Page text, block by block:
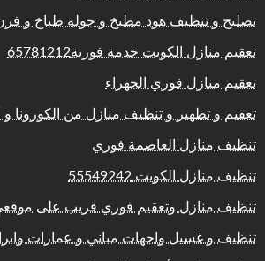
تصليح و تنظيف هود مطبخ و جولة طباخ و
تعقيم منازل الكويت خدمة فورية65781212
تعقيم منازل فوري الجهراء
تعقيم و تطهير و تنظيف منازل من الكورونا و
تنظيف منازل العاصمة فوري
تنظيف منازل الكويت 55549242
تنظيف منازل وتعقيم فوري قريب على
تنظيف و غسيل واجهات مباني و عمارات